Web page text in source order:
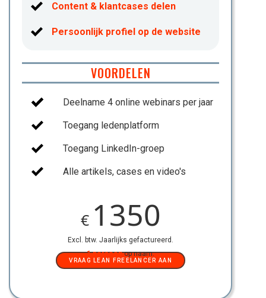
Content & klantcases delen
Persoonlijk profiel op de website
VOORDELEN
Toegang ledenplatform
Toegang LinkedIn-groep
Deelname 4 online webinars per jaar
Alle artikels, cases en video's
€ 1350
Excl. btw. Jaarlijks gefactureerd.
1 persoonop naam.
VRAAG LEAN FREELANCER AAN